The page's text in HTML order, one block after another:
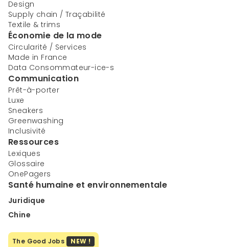
Design
Supply chain / Traçabilité
Textile & trims
Économie de la mode
Circularité / Services
Made in France
Data Consommateur-ice-s
Communication
Prêt-à-porter
Luxe
Sneakers
Greenwashing
Inclusivité
Ressources
Lexiques
Glossaire
OnePagers
Santé humaine et environnementale
Juridique
Chine
The Good Jobs NEW !